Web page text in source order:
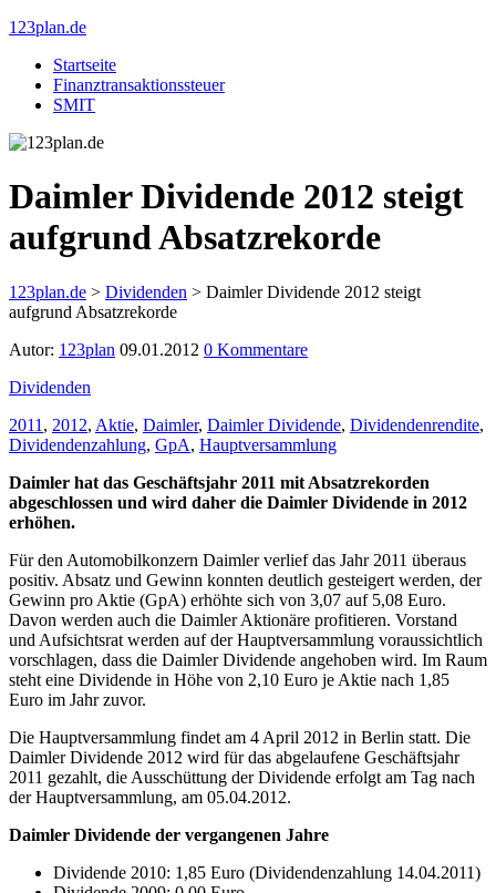
123plan.de
Startseite
Finanztransaktionssteuer
SMIT
Daimler Dividende 2012 steigt
aufgrund Absatzrekorde
123plan.de > Dividenden > Daimler Dividende 2012 steigt
aufgrund Absatzrekorde
Autor: 123plan 09.01.2012 0 Kommentare
Dividenden
2011 , 2012, Aktie, Daimler, Daimler Dividende, Dividendenrendite,
Dividendenzahlung, GpA, Hauptversammlung
Daimler hat das Geschäftsjahr 2011 mit Absatzrekorden
abgeschlossen und wird daher die Daimler Dividende in 2012
erhöhen.
Für den Automobilkonzern Daimler verlief das Jahr 2011 überaus
positiv. Absatz und Gewinn konnten deutlich gesteigert werden, der
Gewinn pro Aktie (GpA) erhöhte sich von 3,07 auf 5,08 Euro.
Davon werden auch die Daimler Aktionäre profitieren. Vorstand
und Aufsichtsrat werden auf der Hauptversammlung voraussichtlich
vorschlagen, dass die Daimler Dividende angehoben wird. Im Raum
steht eine Dividende in Höhe von 2,10 Euro je Aktie nach 1,85
Euro im Jahr zuvor.
Die Hauptversammlung findet am 4 April 2012 in Berlin statt. Die
Daimler Dividende 2012 wird für das abgelaufene Geschäftsjahr
2011 gezahlt, die Ausschüttung der Dividende erfolgt am Tag nach
der Hauptversammlung, am 05.04.2012.
Daimler Dividende der vergangenen Jahre
Dividende 2010: 1,85 Euro (Dividendenzahlung 14.04.2011)